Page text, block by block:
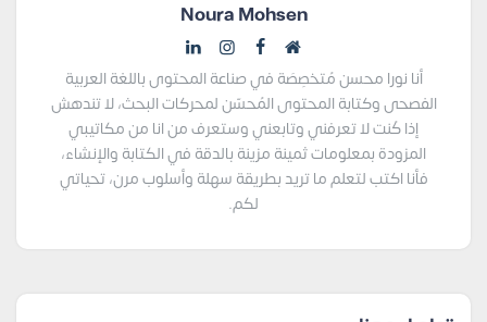
Noura Mohsen
أنا نورا محسن مُتخصِصَة في صناعة المحتوى باللغة العربية
الفصحى وكتابة المحتوى المُحسّن لمحركات البحث، لا تندهش
إذا كُنت لا تعرفني وتابعني وستعرف من انا من مكاتيبي
المزودة بمعلومات ثمينة مزينة بالدقة في الكتابة والإنشاء،
فأنا اكتب لتعلم ما تريد بطريقة سهلة وأسلوب مرن، تحياتي
لكم.